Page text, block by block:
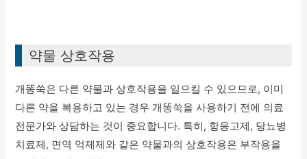
약물 상호작용
개똥쑥은 다른 약물과 상호작용을 일으킬 수 있으므로, 이미
다른 약을 복용하고 있는 경우 개똥쑥을 사용하기 전에 의료
전문가와 상담하는 것이 중요합니다. 특히, 항응고제, 당뇨병
치료제, 면역 억제제와 같은 약물과의 상호작용은 부작용을